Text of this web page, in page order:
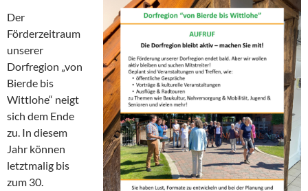
Der
Förderzeitraum
unserer
Dorfregion „von
Bierde bis
Wittlohe“ neigt
sich dem Ende
zu. In diesem
Jahr können
letztmalig bis
zum 30.